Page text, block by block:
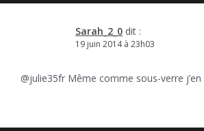
Sarah_2_0 dit :
19 juin 2014 à 23h03
@julie35fr Même comme sous-verre